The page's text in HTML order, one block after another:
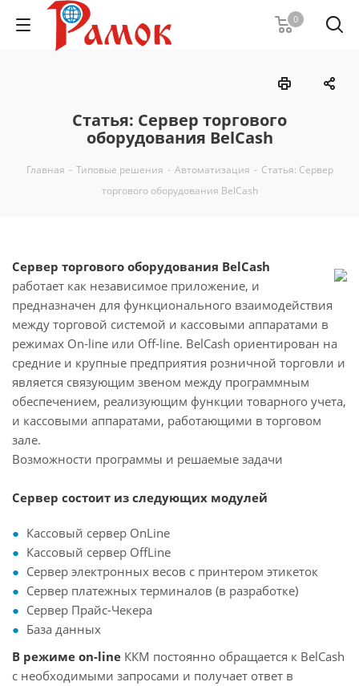
0
Статья: Сервер торгового
оборудования BelCash
Главная - Типовые решения - Автоматизация - Статья: Сервер
торгового оборудования BelCash
Сервер торгового оборудования BelCash
работает как независимое приложение, и
предназначен для функционального взаимодействия
между торговой системой и кассовыми аппаратами в
режимах On-line или Off-line. BelCash ориентирован на
средние и крупные предприятия розничной торговли и
является связующим звеном между программным
обеспечением, реализующим функции товарного учета,
и кассовыми аппаратами, работающими в торговом
зале.
Возможности программы и решаемые задачи
Сервер состоит из следующих модулей
Кассовый сервер OnLine
Кассовый сервер OffLine
Сервер электронных весов с принтером этикеток
Сервер платежных терминалов (в разработке)
Сервер Прайс-Чекера
База данных
В режиме on-line ККМ постоянно обращается к BelCash
с необходимыми запросами и получает ответ в